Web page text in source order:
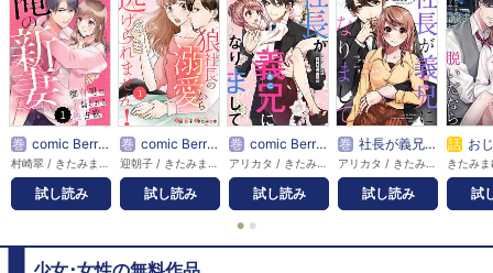
巻 comic Berry’s俺の新妻～御曹司の煽られる独占欲～
試し読み
巻 comic Berry’s狼社長の溺愛から逃げられません！
試し読み
巻 comic Berry’s社長が義兄になりまして
試し読み
巻 社長が義兄になりまして
試し読み
話 おじさま
試
● ●